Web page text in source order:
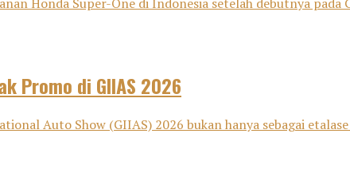
Promo di GIIAS 2026
Auto Show (GIIAS) 2026 bukan hanya sebagai